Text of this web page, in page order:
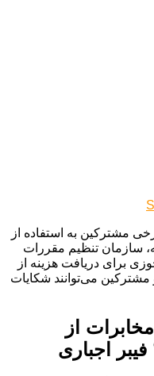
مشترکین به استفاده از
سازمان تنظیم مقررات
برای دریافت هزینه از
مشترکین می‌توانند شکایات
از
اجباری